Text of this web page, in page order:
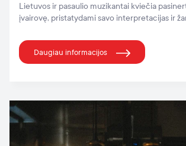
Lietuvos ir pasaulio muzikantai kviečia
įvairovę, pristatydami savo interpretacijas ir
Daugiau informacijos